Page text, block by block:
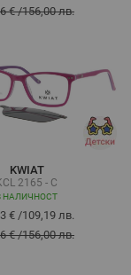
€/156,00 лв.
KWIAT
2165 - C
НАЛИЧНОСТ
€ /109,19 лв.
€/156,00 лв.